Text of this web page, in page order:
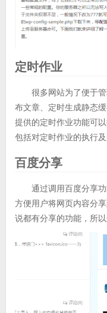
定时作业
很多网站为了便于
布文章、定时生成静态
提供的定时作业功能可
包括对定时作业的执行
百度分享
通过调用百度分享
方便用户将网页内容分
说都有分享的功能，所